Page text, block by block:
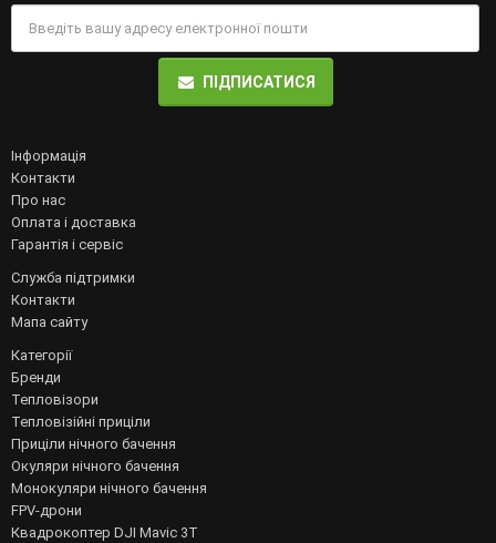
ПІДПИСАТИСЯ
Інформація
Контакти
Про нас
Оплата і доставка
Гарантія і сервіс
Служба підтримки
Контакти
Мапа сайту
Категорії
Бренди
Тепловізори
Тепловізійні приціли
Приціли нічного бачення
Окуляри нічного бачення
Монокуляри нічного бачення
FPV-дрони
Квадрокоптер DJI Mavic 3T